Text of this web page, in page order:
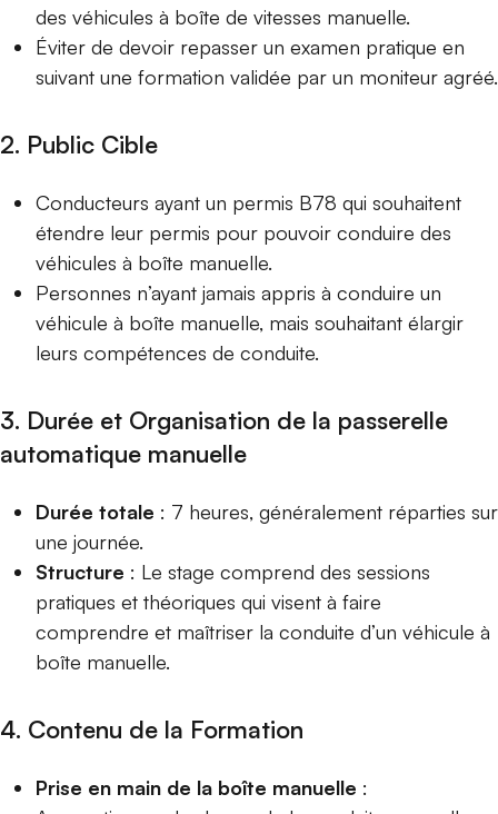
des véhicules à boîte de vitesses manuelle.
Éviter de devoir repasser un examen pratique en
suivant une formation validée par un moniteur agréé.
2. Public Cible
Conducteurs ayant un permis B78 qui souhaitent
étendre leur permis pour pouvoir conduire des
véhicules à boîte manuelle.
Personnes n’ayant jamais appris à conduire un
véhicule à boîte manuelle, mais souhaitant élargir
leurs compétences de conduite.
3. Durée et Organisation de la passerelle
automatique manuelle
Durée totale : 7 heures, généralement réparties sur
une journée.
Structure : Le stage comprend des sessions
pratiques et théoriques qui visent à faire
comprendre et maîtriser la conduite d’un véhicule à
boîte manuelle.
4. Contenu de la Formation
Prise en main de la boîte manuelle :